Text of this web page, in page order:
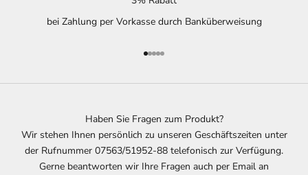
bei Zahlung per Vorkasse durch Banküberweisung
Gehe zu Element 1
Gehe zu Element 2
Gehe zu Element 3
Gehe zu Element 4
Gehe zu Element 5
Haben Sie Fragen zum Produkt?
Wir stehen Ihnen persönlich zu unseren Geschäftszeiten unter
der Rufnummer 07563/51952-88 telefonisch zur Verfügung.
Gerne beantworten wir Ihre Fragen auch per Email an